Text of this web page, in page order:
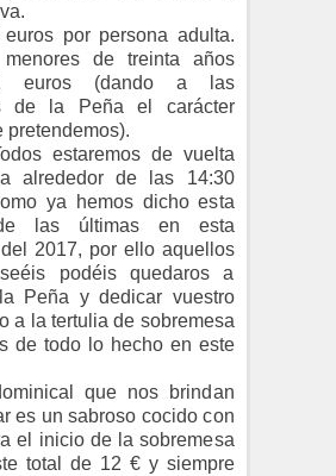
por persona adulta.
de treinta años
euros (dando a las
de la Peña el carácter
pretendemos).
estaremos de vuelta
alrededor de las 14:30
ya hemos dicho esta
las últimas en esta
2017, por ello aquellos
podéis quedaros a
Peña y dedicar vuestro
a la tertulia de sobremesa
de todo lo hecho en este
que nos brindan
es un sabroso cocido con
el inicio de la sobremesa
total de 12 € y siempre